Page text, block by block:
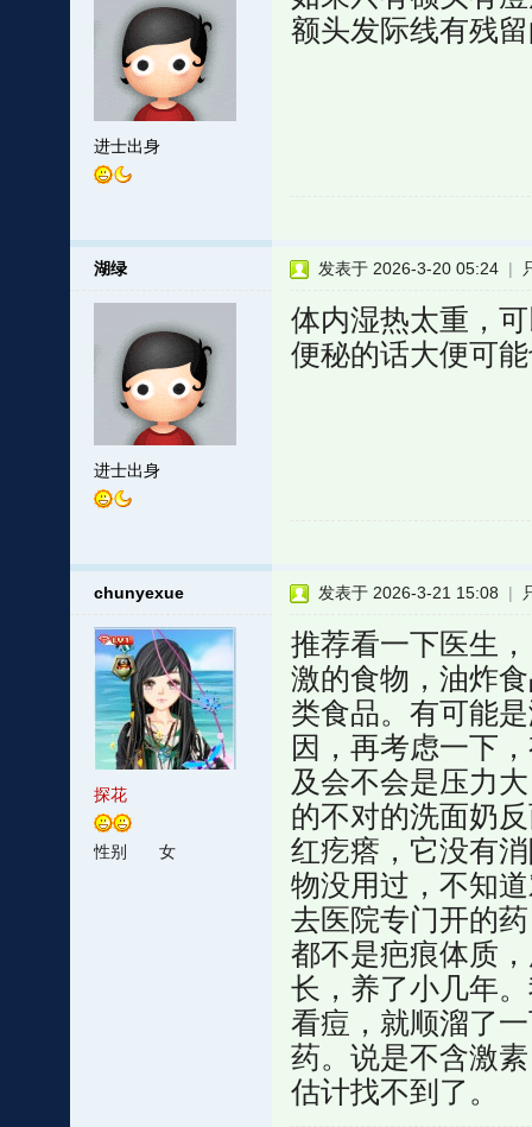
进士出身
额头发际线有残
湖绿
进士出身
发表于 2026-3-20 05:24 |
体内湿热太重，
便秘的话大便可
chunyexue
探花
性别 女
发表于 2026-3-21 15:08 |
推荐看一下医生
激的食物，油炸
类食品。有可能
因，再考虑一下
及会不会是压力
的不对的洗面奶
红疙瘩，它没有
物没用过，不知
去医院专门开的
都不是疤痕体质
长，养了小几年
看痘，就顺溜了
药。说是不含激
估计找不到了。